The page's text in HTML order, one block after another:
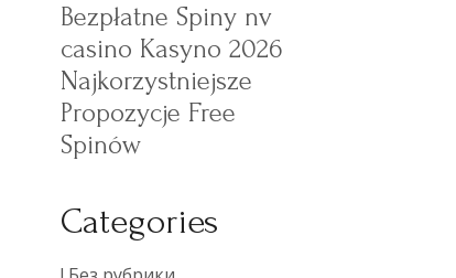
Bezpłatne Spiny nv
casino Kasyno 2026
Najkorzystniejsze
Propozycje Free
Spinów
Categories